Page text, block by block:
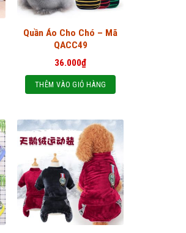
Quần Áo Cho Chó – Mã
QACC49
36.000₫
THÊM VÀO GIỎ HÀNG